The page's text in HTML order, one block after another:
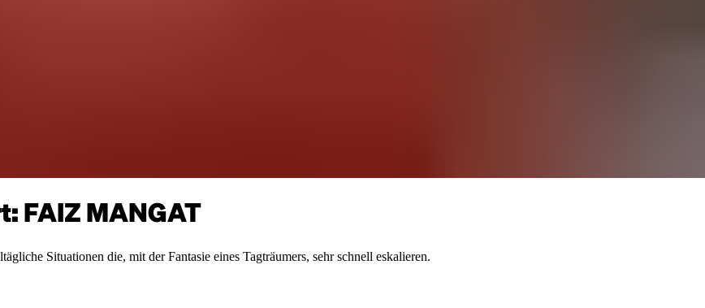
FAIZ MANGAT
Situationen die, mit der Fantasie eines Tagträumers, sehr schnell eskalieren.